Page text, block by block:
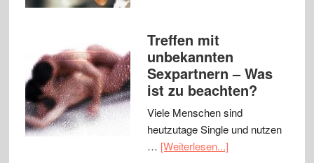
Treffen mit
unbekannten
Sexpartnern – Was
ist zu beachten?
Viele Menschen sind
heutzutage Single und nutzen
… [Weiterlesen...]